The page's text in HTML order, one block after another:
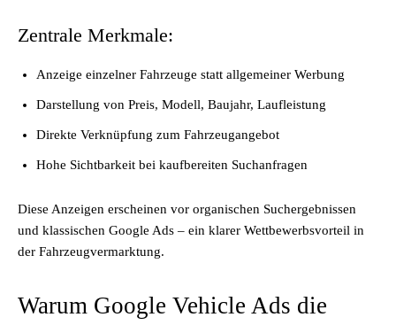
Zentrale Merkmale:
Anzeige einzelner Fahrzeuge statt allgemeiner Werbung
Darstellung von Preis, Modell, Baujahr, Laufleistung
Direkte Verknüpfung zum Fahrzeugangebot
Hohe Sichtbarkeit bei kaufbereiten Suchanfragen
Diese Anzeigen erscheinen vor organischen Suchergebnissen
und klassischen Google Ads – ein klarer Wettbewerbsvorteil in
der Fahrzeugvermarktung.
Warum Google Vehicle Ads die